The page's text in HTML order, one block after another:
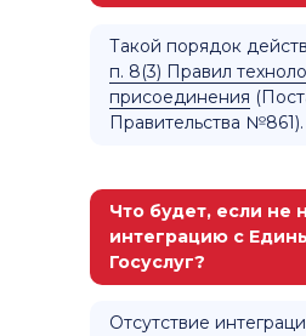
Отсутствие
Что будет, если не
интеграцию с
Госуслуг?
Такой порядок
п. 8(3) Правил
присоединения
Правительства №861).